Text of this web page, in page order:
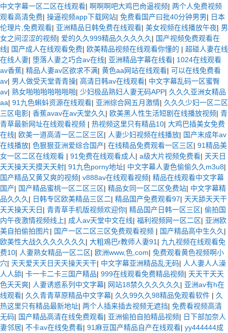
中文字幕一区二区在线观看| 啊啊啊吧大鸡巴肏逼视频| 两个人免费视频
观看高清免费| 操逼视频app下载网站| 免费看国产曰批40分钟男男| 日本
伦理片,免费观看| 亚洲精品日韩免费在线观看| 美女视频在线播放午夜| 男
女之间涩涩的视频| 爱的久久999精品久久久久久 | 国产视频免费观看在
线| 国产成人在线观看免费| 欧美精品视频在线观看你懂的 | 超碰人妻在线
在线人妻| 堕落人妻之巧合av在线| 亚洲精品字幕在线看| 1024在线观看
av香蕉| 精品人妻av区欲求不满| 黄色aa网站在线观看| 可以在线免费看
av| 男人做受天堂青青操| 高清日韩av在线观看| 中文字幕乱码一区蜜臀
av| 熟女啪啪啪啪啪啪啪| 少妇极品熟妇人妻无码APP| 久久久亚洲女精品
aa| 91九色蝌蚪资源在线观看| 亚洲综合网五月激情| 久久久少妇一区二区
三区电影| 香蕉avav在av天堂久久 | 欧美黑人性生活短剧在线播放视频| 青
青草最新网址在线观看视频 | 热视频这里只有精品10| 大鸡巴插美女免费
在线| 欧美一道高清一区二区三区| 人妻少妇视频在线播放| 国产末成年av
在线播放| 色狠狠亚洲爱综合国产| 在线精品免费观看一区三区| 91精品美
女一区二区在线观看 | 91免费在线观看成人| a级大片视频免费看| 天天日
天天操天天摸天天射| 91九色porny地址| 中文字幕人妻色偷偷久久m3u8|
国产精品又黄又爽的视频| v888av在线观看视频| 精品在线观看中文字幕
国产| 国产精品蜜桃一区二区三区| 精品女同一区二区免费站| 中文字幕精
品久久久 | 日韩专区欧美精品三区二| 精品国产免费观看97| 天天舔天天干
天天操天天日 | 青青草手机版视频欢迎你| 精品国产日韩一区三区| 偷拍国
内午夜激情视频线上| 成人av天堂中文在线| 福利视频网一区二区| 亚洲欧
美自拍偷拍图片| 国产一区二区三区免费观看视频 | 国产精品高中生久久 |
欧美性大战久久久久久久久 | 大粗鳮巴r教师人妻91 | 九九视频在线观看免
费10| 人妻熟女精品一区二区| 欧洲www,色,com| 免费观看黄色视频啊小
穴| 天天爱天天日天天操天天干| 中文字幕亚洲精品乱无码| 人人妻人人澡
人人舔| 卡一卡二卡三国产精品| 999在线观看免费精品视频| 天天干天天
色天天爽| 人妻诱惑系列中文字幕| 网站18禁久久久久久久 | 亚洲av有h在
线观看| 久久青青草原精品中文字幕| 久久99久久98精品免观看软件 | 久
热这里只有精品最新地址| 两个人插来插去视频无遮挡| 免费看视频高清
无码| 国产精品高清在线免费观看| 亚洲偷拍自拍精品视频| 日下部加奈人
妻邻居| 不卡av在线免费看| 91麻豆国产精品自产在线观看| yy444444成